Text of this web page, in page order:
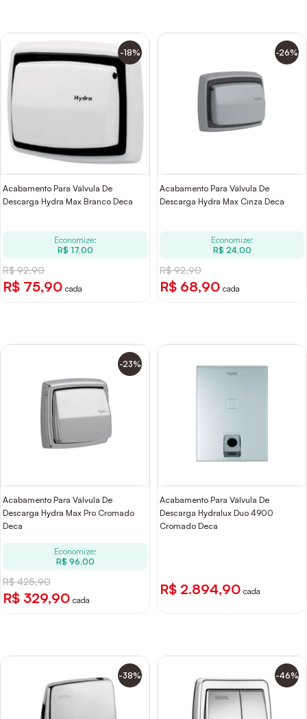
-18%
Acabamento Para Válvula De
Descarga Hydra Max Branco Deca
Economize:
R$ 17,00
R$ 92,90
R$ 75,90 cada
-26%
Acabamento Para Válvula De
Descarga Hydra Max Cinza Deca
Economize:
R$ 24,00
R$ 92,90
R$ 68,90 cada
-23%
Acabamento Para Válvula De
Descarga Hydra Max Pro Cromado
Deca
Economize:
R$ 96,00
R$ 425,90
R$ 329,90 cada
Acabamento Para Válvula De
Descarga Hydralux Duo 4900
Cromado Deca
R$ 2.894,90 cada
-38% -46%